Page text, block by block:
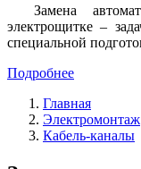
Замена
электрощитке –
специальной
Подробнее
Главная
Электромонтаж
Кабель-каналы